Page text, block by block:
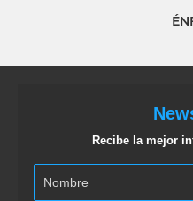
Recibe la mejor